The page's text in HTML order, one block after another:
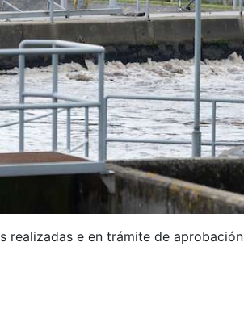
realizadas e en trámite de aprobación